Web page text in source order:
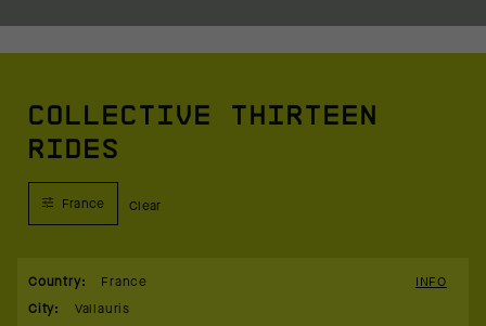
COLLECTIVE THIRTEEN
RIDES
France Clear
Country:
France
City: Vallauris
INFO